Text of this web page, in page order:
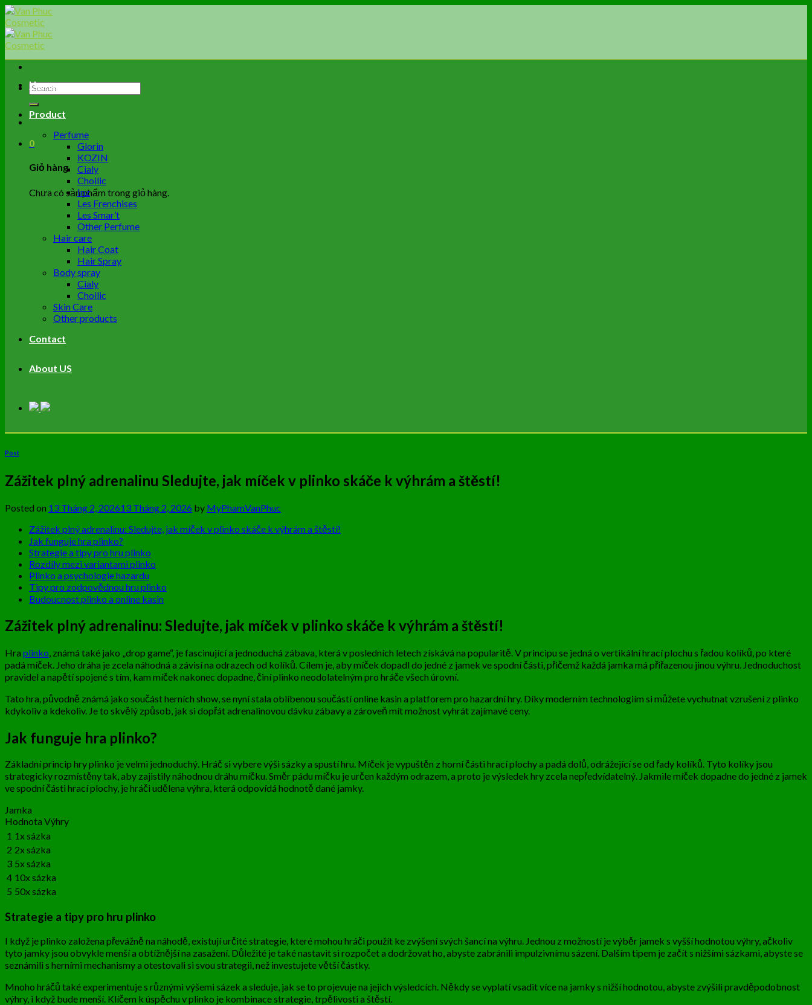
Skip
to
content
Tìm
kiếm:
0
Giỏ hàng
Chưa có sản phẩm trong giỏ hàng.
Home
Product
Perfume
Glorin
KOZIN
Cialy
Choilic
Inz
Les Frenchises
Les Smar’t
Other Perfume
Hair care
Hair Coat
Hair Spray
Body spray
Cialy
Choilic
Skin Care
Other products
Contact
About US
Post
Zážitek plný adrenalinu Sledujte, jak míček v plinko skáče k výhrám a štěstí!
Posted on 13 Tháng 2, 202613 Tháng 2, 2026 by MyPhamVanPhuc
Zážitek plný adrenalinu: Sledujte, jak míček v plinko skáče k výhrám a štěstí!
Jak funguje hra plinko?
Strategie a tipy pro hru plinko
Rozdíly mezi variantami plinko
Plinko a psychologie hazardu
Tipy pro zodpovědnou hru plinko
Budoucnost plinko a online kasin
Zážitek plný adrenalinu: Sledujte, jak míček v plinko skáče k výhrám a štěstí!
Hra plinko , známá také jako „drop game“, je fascinující a jednoduchá zábava, která v posledních letech získává na popularitě. V principu se jedná o vertikální hrací plochu s řadou kolíků, po které
padá míček. Jeho dráha je zcela náhodná a závisí na odrazech od kolíků. Cílem je, aby míček dopadl do jedné z jamek ve spodní části, přičemž každá jamka má přiřazenou jinou výhru. Jednoduchost
pravidel a napětí spojené s tím, kam míček nakonec dopadne, činí plinko neodolatelným pro hráče všech úrovní.
Tato hra, původně známá jako součást herních show, se nyní stala oblíbenou součástí online kasin a platforem pro hazardní hry. Díky moderním technologiím si můžete vychutnat vzrušení z plinko
kdykoliv a kdekoliv. Je to skvělý způsob, jak si dopřát adrenalinovou dávku zábavy a zároveň mít možnost vyhrát zajímavé ceny.
Jak funguje hra plinko?
Základní princip hry plinko je velmi jednoduchý. Hráč si vybere výši sázky a spustí hru. Míček je vypuštěn z horní části hrací plochy a padá dolů, odrážející se od řady kolíků. Tyto kolíky jsou
strategicky rozmístěny tak, aby zajistily náhodnou dráhu míčku. Směr pádu míčku je určen každým odrazem, a proto je výsledek hry zcela nepředvídatelný. Jakmile míček dopadne do jedné z jamek
ve spodní části hrací plochy, je hráči udělena výhra, která odpovídá hodnotě dané jamky.
Jamka
Hodnota Výhry
1 1x sázka
2 2x sázka
3 5x sázka
4 10x sázka
5 50x sázka
Strategie a tipy pro hru plinko
I když je plinko založena převážně na náhodě, existují určité strategie, které mohou hráči použít ke zvýšení svých šancí na výhru. Jednou z možností je výběr jamek s vyšší hodnotou výhry, ačkoliv
tyto jamky jsou obvykle menší a obtížnější na zasažení. Důležité je také nastavit si rozpočet a dodržovat ho, abyste zabránili impulzivnímu sázení. Dalším tipem je začít s nižšími sázkami, abyste se
seznámili s herními mechanismy a otestovali si svou strategii, než investujete větší částky.
Mnoho hráčů také experimentuje s různými výšemi sázek a sleduje, jak se to projevuje na jejich výsledcích. Někdy se vyplatí vsadit více na jamky s nižší hodnotou, abyste zvýšili pravděpodobnost
výhry, i když bude menší. Klíčem k úspěchu v plinko je kombinace strategie, trpělivosti a štěstí.